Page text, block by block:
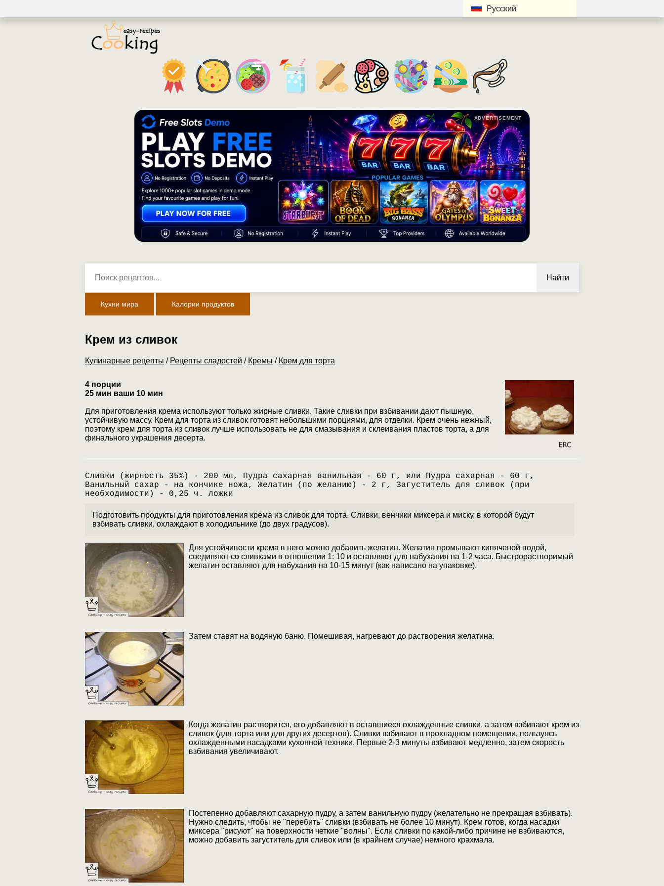
Русский
ADVERTISEMENT
Найти
Кухни мира Калории продуктов
Крем из сливок
Кулинарные рецепты / Рецепты сладостей / Кремы / Крем для торта
4 порции
25 мин ваши 10 мин
Для приготовления крема используют только жирные сливки. Такие сливки при взбивании дают пышную,
устойчивую массу. Крем для торта из сливок готовят небольшими порциями, для отделки. Крем очень нежный,
поэтому крем для торта из сливок лучше использовать не для смазывания и склеивания пластов торта, а для
финального украшения десерта.
Сливки (жирность 35%) - 200 мл, Пудра сахарная ванильная - 60 г, или Пудра сахарная - 60 г,
Ванильный сахар - на кончике ножа, Желатин (по желанию) - 2 г, Загуститель для сливок (при
необходимости) - 0,25 ч. ложки
Подготовить продукты для приготовления крема из сливок для торта. Сливки, венчики миксера и миску, в которой будут
взбивать сливки, охлаждают в холодильнике (до двух градусов).
Для устойчивости крема в него можно добавить желатин. Желатин промывают кипяченой водой,
соединяют со сливками в отношении 1: 10 и оставляют для набухания на 1-2 часа. Быстрорастворимый
желатин оставляют для набухания на 10-15 минут (как написано на упаковке).
Затем ставят на водяную баню. Помешивая, нагревают до растворения желатина.
Когда желатин растворится, его добавляют в оставшиеся охлажденные сливки, а затем взбивают крем из
сливок (для торта или для других десертов). Сливки взбивают в прохладном помещении, пользуясь
охлажденными насадками кухонной техники. Первые 2-3 минуты взбивают медленно, затем скорость
взбивания увеличивают.
Постепенно добавляют сахарную пудру, а затем ванильную пудру (желательно не прекращая взбивать).
Нужно следить, чтобы не "перебить" сливки (взбивать не более 10 минут). Крем готов, когда насадки
миксера "рисуют" на поверхности четкие "волны". Если сливки по какой-либо причине не взбиваются,
можно добавить загуститель для сливок или (в крайнем случае) немного крахмала.